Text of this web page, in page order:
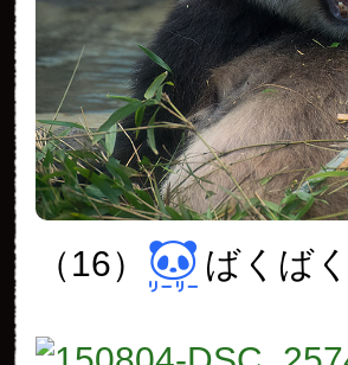
（16） ばくばく